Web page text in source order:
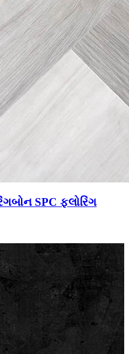
SPC ફ્લોરિંગ